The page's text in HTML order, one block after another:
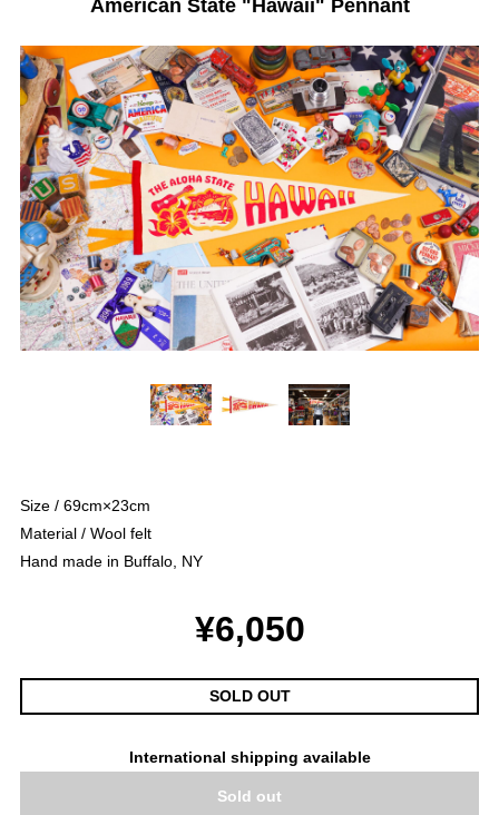
American State "Hawaii" Pennant
Size / 69cm×23cm
Material / Wool felt
Hand made in Buffalo, NY
¥6,050
SOLD OUT
International shipping available
Sold out